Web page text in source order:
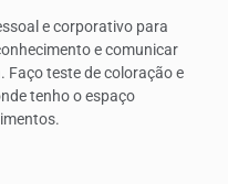
e corporativo para
e comunicar
Faço teste de coloração e
tenho o espaço